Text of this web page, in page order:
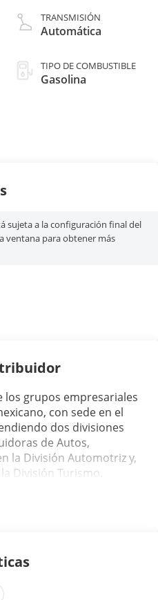
TRANSMISIÓN
Automática
TIPO DE COMBUSTIBLE
Gasolina
sujeta a la configuración final del
ventana para obtener más
los grupos empresariales
con sede en el
dos divisiones
de Autos,
la División Automotriz y,
División Turismo.